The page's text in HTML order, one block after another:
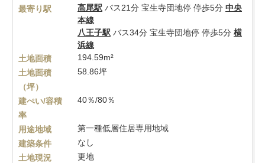
最寄り駅
高尾駅 バス21分 宝生寺団地停 停歩5分 中央
本線
八王子駅 バス34分 宝生寺団地停 停歩5分 横
浜線
土地面積
194.59m²
土地面積
（坪）
58.86坪
建ぺい/容積
率
40％/80％
用途地域
第一種低層住居専用地域
建築条件
なし
土地現況
更地